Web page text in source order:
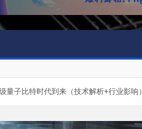
子比特时代到来（技术解析+行业影响）‌